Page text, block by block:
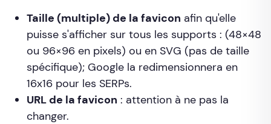
Taille (multiple) de la favicon afin qu'elle
puisse s'afficher sur tous les supports : (48×48
ou 96×96 en pixels) ou en SVG (pas de taille
spécifique); Google la redimensionnera en
16x16 pour les SERPs.
URL de la favicon : attention à ne pas la
changer.